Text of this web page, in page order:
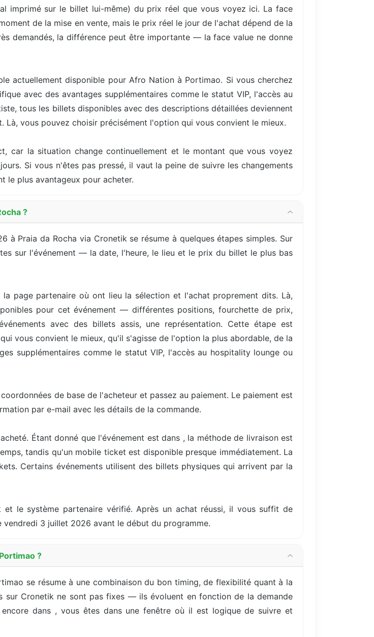
imprimé sur le billet lui-même) du prix réel que vous voyez ici. La face
de la mise en vente, mais le prix réel le jour de l'achat dépend de la
demandés, la différence peut être importante — la face value ne donne
actuellement disponible pour Afro Nation à Portimao. Si vous cherchez
avec des avantages supplémentaires comme le statut VIP, l'accès au
tous les billets disponibles avec des descriptions détaillées deviennent
vous pouvez choisir précisément l'option qui vous convient le mieux.
car la situation change continuellement et le montant que vous voyez
Si vous n'êtes pas pressé, il vaut la peine de suivre les changements
le plus avantageux pour acheter.
?
Praia da Rocha via Cronetik se résume à quelques étapes simples. Sur
sur l'événement — la date, l'heure, le lieu et le prix du billet le plus bas
page partenaire où ont lieu la sélection et l'achat proprement dits. Là,
pour cet événement — différentes positions, fourchette de prix,
avec des billets assis, une représentation. Cette étape est
vous convient le mieux, qu'il s'agisse de l'option la plus abordable, de la
supplémentaires comme le statut VIP, l'accès au hospitality lounge ou
de base de l'acheteur et passez au paiement. Le paiement est
par e-mail avec les détails de la commande.
Étant donné que l'événement est dans , la méthode de livraison est
tandis qu'un mobile ticket est disponible presque immédiatement. La
Certains événements utilisent des billets physiques qui arrivent par la
le système partenaire vérifié. Après un achat réussi, il vous suffit de
3 juillet 2026 avant le début du programme.
?
se résume à une combinaison du bon timing, de flexibilité quant à la
Cronetik ne sont pas fixes — ils évoluent en fonction de la demande
dans , vous êtes dans une fenêtre où il est logique de suivre et